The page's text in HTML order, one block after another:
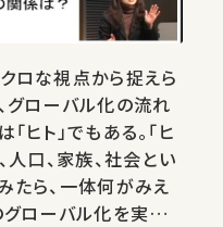
ロな視点から捉えら
グローバル化の流れ
ヒト」でもある。「ヒ
人口、家族、社会とい
たら、一体何がみえ
グローバル化を実際